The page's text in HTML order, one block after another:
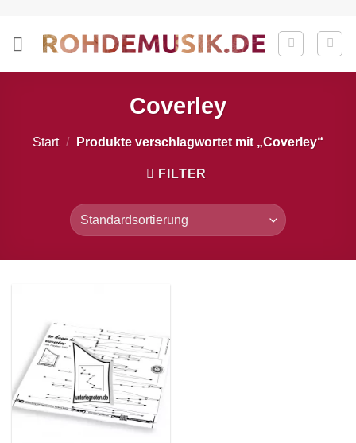
springen
Coverley
Start / Produkte verschlagwortet mit „Coverley“
FILTER